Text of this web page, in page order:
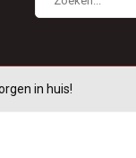
in huis!